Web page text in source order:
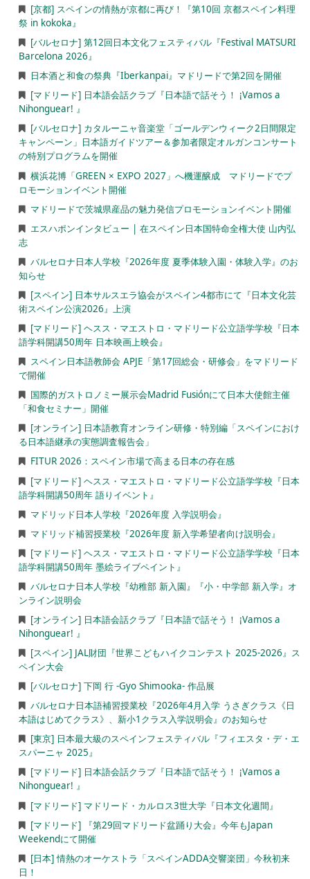
[京都] スペインの情熱が京都に再び！『第10回 京都スペイン料理
祭 in kokoka』
[バルセロナ] 第12回日本文化フェスティバル『Festival MATSURI
Barcelona 2026』
日本酒と和食の祭典『Iberkanpai』マドリードで第2回を開催
[マドリード] 日本語会話クラブ『日本語で話そう！ ¡Vamos a
Nihonguear! 』
[バルセロナ] カタルーニャ音楽堂「ゴールデンウィーク2日間限定
キャンペーン」日本語ガイドツアー＆参加者限定オルガンコンサート
の特別プログラムを開催
横浜花博「GREEN × EXPO 2027」へ機運醸成 マドリードでプ
ロモーションイベント開催
マドリードで茨城県産品の魅力発信プロモーションイベント開催
エスハポンインタビュー | 在スペイン日本国特命全権大使 山内弘
志
バルセロナ日本人学校『2026年度 夏季体験入園・体験入学』のお
知らせ
[スペイン] 日本サルスエラ協会がスペイン4都市にて『日本文化芸
術スペイン公演2026』上演
[マドリード] ヘスス・マエストロ・マドリード公立語学学校『日本
語学科開講50周年 日本映画上映会』
スペイン日本語教師会 APJE「第17回総会・研修会」をマドリード
で開催
国際的ガストロノミー展示会Madrid Fusiónにて日本大使館主催
「和食セミナー」開催
[オンライン] 日本語教育オンライン研修・特別編「スペインにおけ
る日本語継承の実態調査報告会」
FITUR 2026：スペイン市場で高まる日本の存在感
[マドリード] ヘスス・マエストロ・マドリード公立語学学校『日本
語学科開講50周年 語りイベント』
マドリッド日本人学校『2026年度 入学説明会』
マドリッド補習授業校『2026年度 新入学希望者向け説明会』
[マドリード] ヘスス・マエストロ・マドリード公立語学学校『日本
語学科開講50周年 墨絵ライブペイント』
バルセロナ日本人学校『幼稚部 新入園』『小・中学部 新入学』オ
ンライン説明会
[オンライン] 日本語会話クラブ『日本語で話そう！ ¡Vamos a
Nihonguear! 』
[スペイン] JAL財団『世界こどもハイクコンテスト 2025-2026』ス
ペイン大会
[バルセロナ] 下岡 行 -Gyo Shimooka- 作品展
バルセロナ日本語補習授業校『2026年4月入学 うさぎクラス《日
本語はじめてクラス》、新小1クラス入学説明会』のお知らせ
[東京] 日本最大級のスペインフェスティバル『フィエスタ・デ・エ
スパーニャ 2025』
[マドリード] 日本語会話クラブ『日本語で話そう！ ¡Vamos a
Nihonguear! 』
[マドリード] マドリード・カルロス3世大学『日本文化週間』
[マドリード] 『第29回マドリード盆踊り大会』今年もJapan
Weekendにて開催
[日本] 情熱のオーケストラ「スペインADDA交響楽団」今秋初来
日！